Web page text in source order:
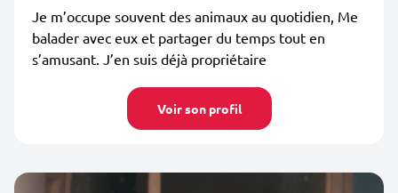
Je m’occupe souvent des animaux au quotidien, Me
balader avec eux et partager du temps tout en
s’amusant. J’en suis déjà propriétaire
Voir son profil